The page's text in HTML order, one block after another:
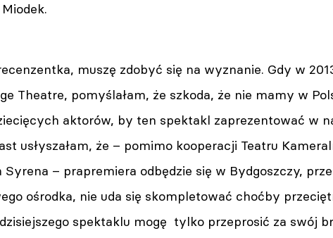
muszę zdobyć się na wyznanie. Gdy w
Theatre, pomyślałam, że szkoda, że nie mamy w
aktorów, by ten spektakl zaprezentować w
usłyszałam, że – pomimo kooperacji Teatru
– prapremiera odbędzie się w Bydgoszczy,
ośrodka, nie uda się skompletować choćby
spektaklu mogę tylko przeprosić za swój